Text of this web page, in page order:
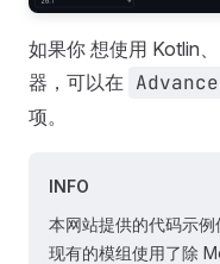
如果你 想使用 Kotlin
器，可以在
项。
INFO
本网站提供的代码示例
现有的模组使用了除